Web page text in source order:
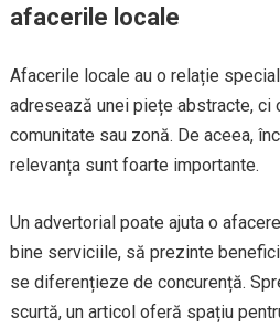
afacerile locale
Afacerile locale au o relație
adresează unei piețe abstracte, ci
comunitate sau zonă. De aceea,
relevanța sunt foarte importante.
Un advertorial poate ajuta o
bine serviciile, să prezinte
se diferențieze de concurență.
scurtă, un articol oferă spațiu